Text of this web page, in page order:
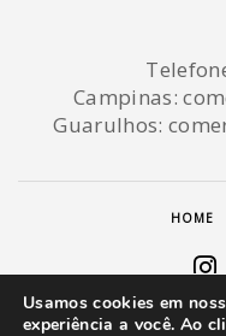
Campinas:
Guarulhos:
HOME
Usamos cookies em
experiência a você. Ao